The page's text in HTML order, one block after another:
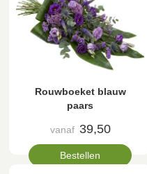
Rouwboeket blauw
paars
vanaf 39,50
Bestellen